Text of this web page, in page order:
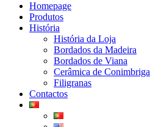
Homepage
Produtos
História
História da Loja
Bordados da Madeira
Bordados de Viana
Cerâmica de Conimbriga
Filigranas
Contactos